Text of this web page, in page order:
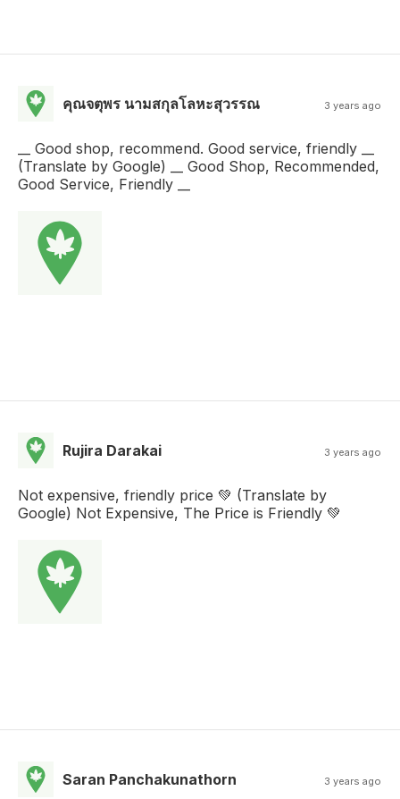
คุณจตุพร นามสกุลโลหะสุวรรณ 3 years ago
__ Good shop, recommend. Good service, friendly __
(Translate by Google) __ Good Shop, Recommended,
Good Service, Friendly __
Rujira Darakai 3 years ago
Not expensive, friendly price 💚 (Translate by
Google) Not Expensive, The Price is Friendly 💚
Saran Panchakunathorn 3 years ago